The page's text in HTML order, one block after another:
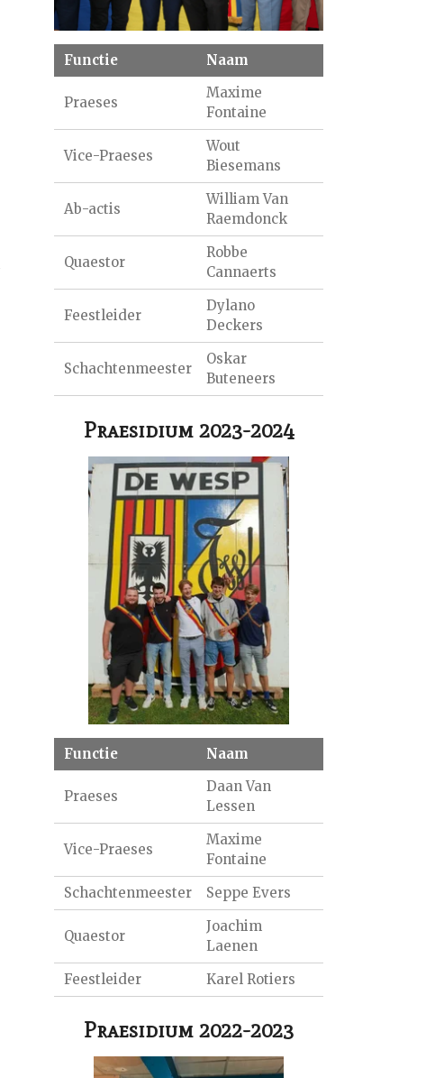
Functie Naam
Praeses
Maxime
Fontaine
Vice-Praeses
Wout
Biesemans
Ab-actis
William Van
Raemdonck
Quaestor
Robbe
Cannaerts
Feestleider
Dylano
Deckers
Schachtenmeester
Oskar
Buteneers
Praesidium 2023-2024
Functie Naam
Praeses
Daan Van
Lessen
Vice-Praeses
Maxime
Fontaine
Schachtenmeester
Seppe Evers
Quaestor
Joachim
Laenen
Feestleider
Karel Rotiers
Praesidium 2022-2023